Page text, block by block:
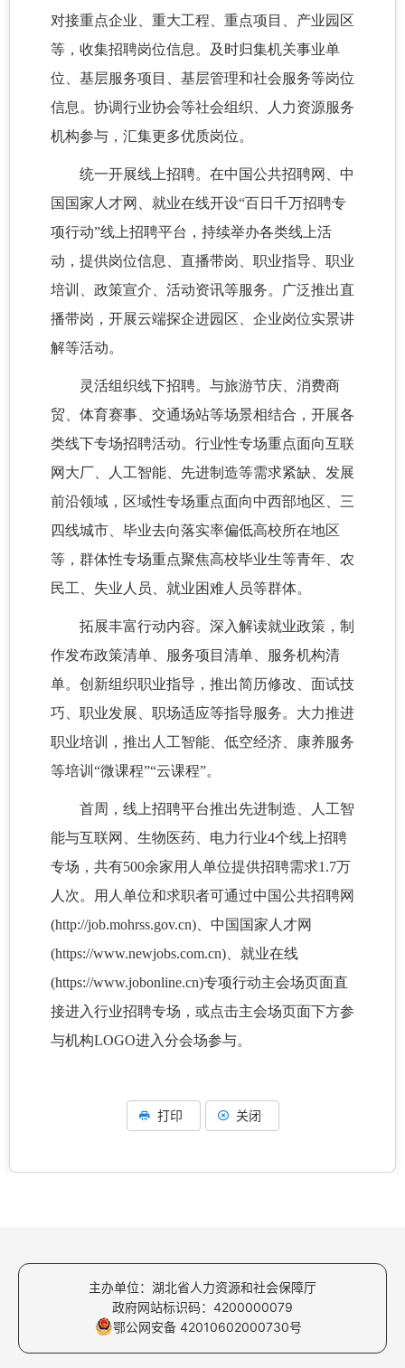
对接重点企业、重大工程、重点项目、产业园区
等，收集招聘岗位信息。及时归集机关事业单
位、基层服务项目、基层管理和社会服务等岗位
信息。协调行业协会等社会组织、人力资源服务
机构参与，汇集更多优质岗位。
统一开展线上招聘。在中国公共招聘网、中
国国家人才网、就业在线开设“百日千万招聘专
项行动”线上招聘平台，持续举办各类线上活
动，提供岗位信息、直播带岗、职业指导、职业
培训、政策宣介、活动资讯等服务。广泛推出直
播带岗，开展云端探企进园区、企业岗位实景讲
解等活动。
灵活组织线下招聘。与旅游节庆、消费商
贸、体育赛事、交通场站等场景相结合，开展各
类线下专场招聘活动。行业性专场重点面向互联
网大厂、人工智能、先进制造等需求紧缺、发展
前沿领域，区域性专场重点面向中西部地区、三
四线城市、毕业去向落实率偏低高校所在地区
等，群体性专场重点聚焦高校毕业生等青年、农
民工、失业人员、就业困难人员等群体。
拓展丰富行动内容。深入解读就业政策，制
作发布政策清单、服务项目清单、服务机构清
单。创新组织职业指导，推出简历修改、面试技
巧、职业发展、职场适应等指导服务。大力推进
职业培训，推出人工智能、低空经济、康养服务
等培训“微课程”“云课程”。
首周，线上招聘平台推出先进制造、人工智
能与互联网、生物医药、电力行业4个线上招聘
专场，共有500余家用人单位提供招聘需求1.7万
人次。用人单位和求职者可通过中国公共招聘网
(http://job.mohrss.gov.cn)、中国国家人才网
(https://www.newjobs.com.cn)、就业在线
(https://www.jobonline.cn)专项行动主会场页面直
接进入行业招聘专场，或点击主会场页面下方参
与机构LOGO进入分会场参与。
打印 关闭
主办单位：湖北省人力资源和社会保障厅
政府网站标识码：4200000079
鄂公网安备 42010602000730号